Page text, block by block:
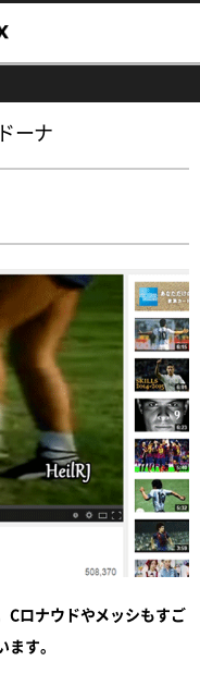
ーナ
Cロナウドやメッシもすご
す。